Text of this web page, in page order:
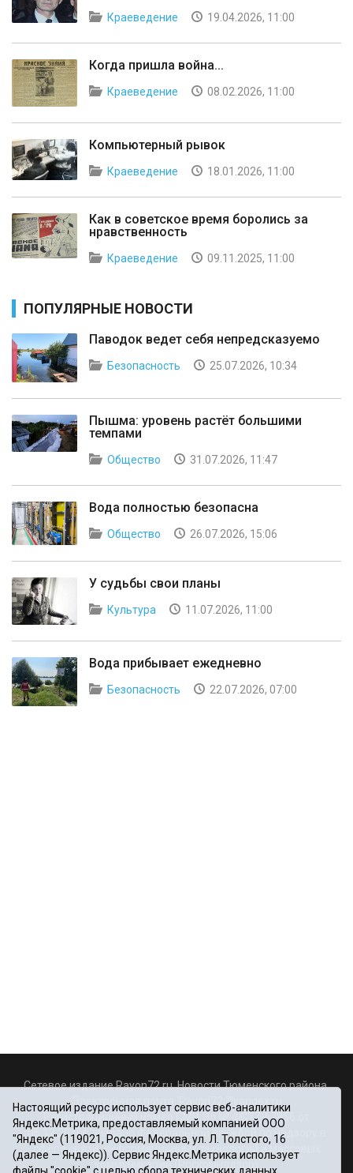
Краеведение 19.04.2026, 11:00
Когда пришла война...
Краеведение 08.02.2026, 11:00
Компьютерный рывок
Краеведение 18.01.2026, 11:00
Как в советское время боролись за
нравственность
Краеведение 09.11.2025, 11:00
ПОПУЛЯРНЫЕ НОВОСТИ
Паводок ведет себя непредсказуемо
Безопасность 25.07.2026, 10:34
Пышма: уровень растёт большими
темпами
Общество 31.07.2026, 11:47
Вода полностью безопасна
Общество 26.07.2026, 15:06
У судьбы свои планы
Культура 11.07.2026, 11:00
Вода прибывает ежедневно
Безопасность 22.07.2026, 07:00
Сетевое издание Rayon72.ru. Новости Тюменского района.
Rayon72@yandex.ru
Регистрационный номер СМИ Эл № ФС77-67956 от
06.12.2016г., выдано Федеральной службой по надзору в
сфере связи, информационных технологий и массовых
коммуникаций (Роскомнадзор)
Настоящий ресурс использует сервис веб-аналитики
Яндекс.Метрика, предоставляемый компанией ООО
"Яндекс" (119021, Россия, Москва, ул. Л. Толстого, 16
(далее — Яндекс)). Сервис Яндекс.Метрика использует